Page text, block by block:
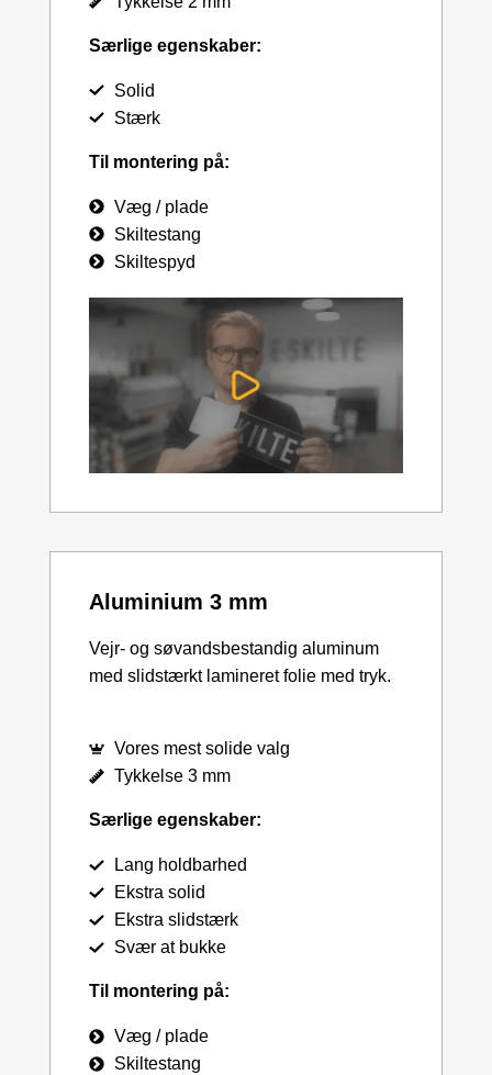
Særlige egenskaber:
Solid
Stærk
Til montering på:
Væg / plade
Skiltestang
Skiltespyd
Aluminium 3 mm
Vejr- og søvandsbestandig aluminum
med slidstærkt lamineret folie med tryk.
Vores mest solide valg
Tykkelse 3 mm
Særlige egenskaber:
Lang holdbarhed
Ekstra solid
Ekstra slidstærk
Svær at bukke
Til montering på:
Væg / plade
Skiltestang